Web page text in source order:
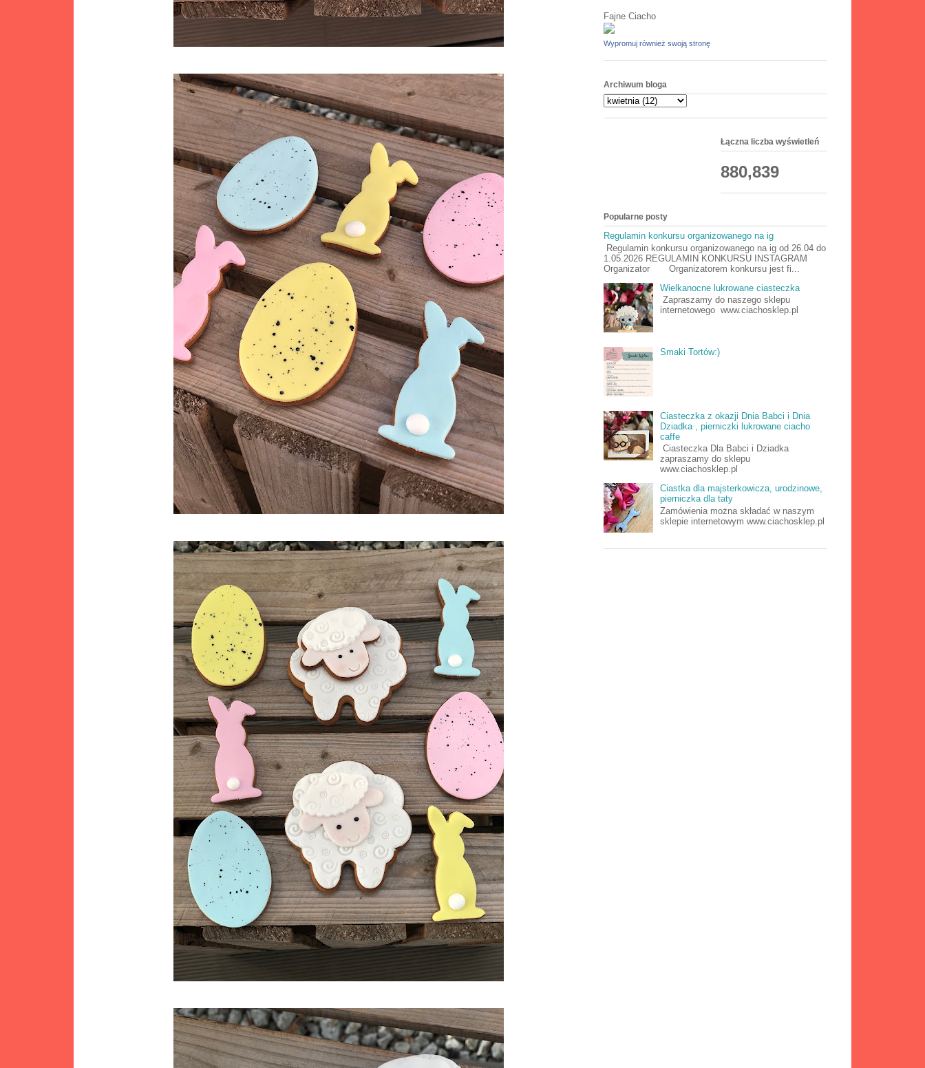
Fajne Ciacho
Wypromuj również swoją stronę
Archiwum bloga
Łączna liczba wyświetleń
880,839
Popularne posty
Regulamin konkursu organizowanego na ig
Regulamin konkursu organizowanego na ig od 26.04 do
1.05.2026 REGULAMIN KONKURSU INSTAGRAM
Organizator Organizatorem konkursu jest fi...
Wielkanocne lukrowane ciasteczka
Zapraszamy do naszego sklepu
internetowego www.ciachosklep.pl
Smaki Tortów:)
Ciasteczka z okazji Dnia Babci i Dnia
Dziadka , pierniczki lukrowane ciacho
caffe
Ciasteczka Dla Babci i Dziadka
zapraszamy do sklepu
www.ciachosklep.pl
Ciastka dla majsterkowicza, urodzinowe,
pierniczka dla taty
Zamówienia można składać w naszym
sklepie internetowym www.ciachosklep.pl